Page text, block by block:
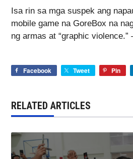
Isa rin sa mga suspek ang
mobile game na GoreBox na
ng armas at “graphic violence.”
Facebook Tweet Pin
RELATED ARTICLES